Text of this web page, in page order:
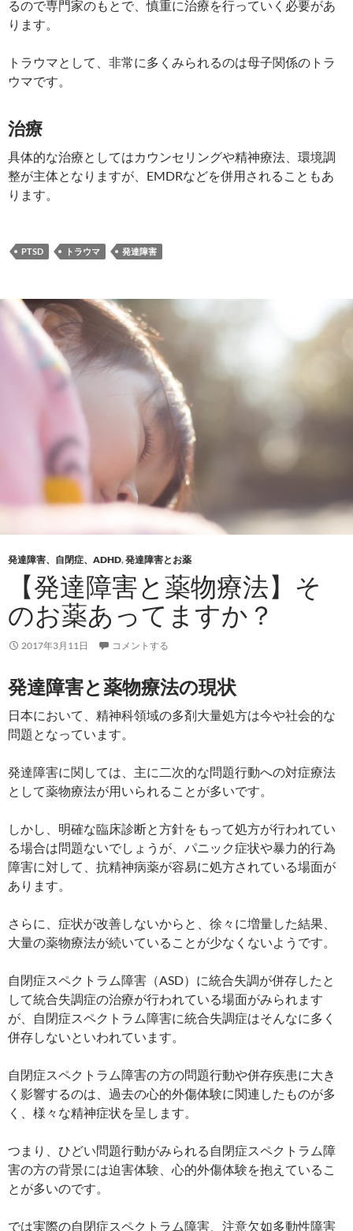
るので専門家のもとで、慎重に治療を行っていく必要があ
ります。
トラウマとして、非常に多くみられるのは母子関係のトラ
ウマです。
治療
具体的な治療としてはカウンセリングや精神療法、環境調
整が主体となりますが、EMDRなどを併用されることもあ
ります。
PTSD トラウマ 発達障害
発達障害、自閉症、ADHD,発達障害とお薬
【発達障害と薬物療法】そ
のお薬あってますか？
2017年3月11日 コメントする
発達障害と薬物療法の現状
日本において、精神科領域の多剤大量処方は今や社会的な
問題となっています。
発達障害に関しては、主に二次的な問題行動への対症療法
として薬物療法が用いられることが多いです。
しかし、明確な臨床診断と方針をもって処方が行われてい
る場合は問題ないでしょうが、パニック症状や暴力的行為
障害に対して、抗精神病薬が容易に処方されている場面が
あります。
さらに、症状が改善しないからと、徐々に増量した結果、
大量の薬物療法が続いていることが少なくないようです。
自閉症スペクトラム障害（ASD）に統合失調が併存したと
して統合失調症の治療が行われている場面がみられます
が、自閉症スペクトラム障害に統合失調症はそんなに多く
併存しないといわれています。
自閉症スペクトラム障害の方の問題行動や併存疾患に大き
く影響するのは、過去の心的外傷体験に関連したものが多
く、様々な精神症状を呈します。
つまり、ひどい問題行動がみられる自閉症スペクトラム障
害の方の背景には迫害体験、心的外傷体験を抱えているこ
とが多いのです。
では実際の自閉症スペクトラム障害、注意欠如多動性障害